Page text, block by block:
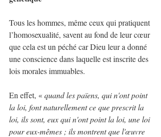
Tous les hommes, même ceux qui pratiquent
l’homosexualité, savent au fond de leur cœur
que cela est un péché car Dieu leur a donné
une conscience dans laquelle est inscrite des
lois morales immuables.
En effet, « quand les païens, qui n'ont point
la loi, font naturellement ce que prescrit la
loi, ils sont, eux qui n'ont point la loi, une loi
pour eux-mêmes ; ils montrent que l'œuvre